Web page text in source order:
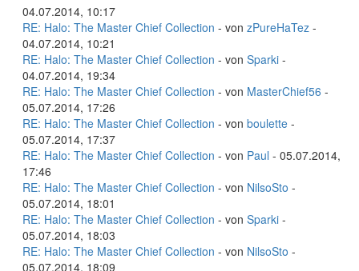
04.07.2014, 10:17
RE: Halo: The Master Chief Collection - von zPureHaTez -
04.07.2014, 10:21
RE: Halo: The Master Chief Collection - von Sparki -
04.07.2014, 19:34
RE: Halo: The Master Chief Collection - von MasterChief56 -
05.07.2014, 17:26
RE: Halo: The Master Chief Collection - von boulette -
05.07.2014, 17:37
RE: Halo: The Master Chief Collection - von Paul - 05.07.2014,
17:46
RE: Halo: The Master Chief Collection - von NilsoSto -
05.07.2014, 18:01
RE: Halo: The Master Chief Collection - von Sparki -
05.07.2014, 18:03
RE: Halo: The Master Chief Collection - von NilsoSto -
05.07.2014, 18:09